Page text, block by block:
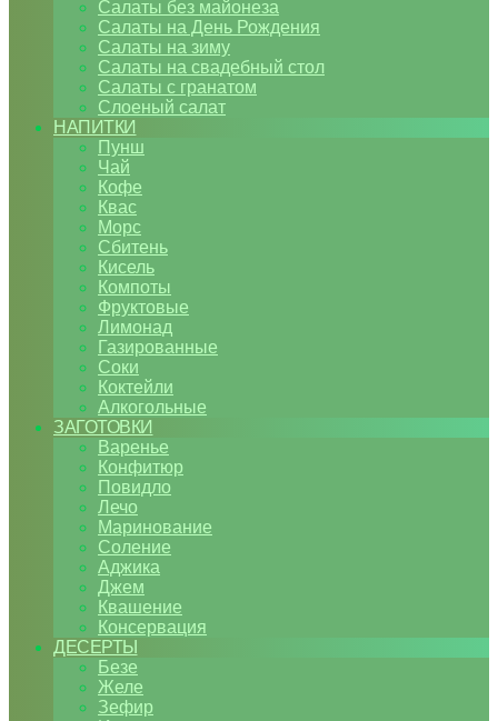
Салаты без майонеза
Салаты на День Рождения
Салаты на зиму
Салаты на свадебный стол
Салаты с гранатом
Слоеный салат
НАПИТКИ
Пунш
Чай
Кофе
Квас
Морс
Сбитень
Кисель
Компоты
Фруктовые
Лимонад
Газированные
Соки
Коктейли
Алкогольные
ЗАГОТОВКИ
Варенье
Конфитюр
Повидло
Лечо
Маринование
Соление
Аджика
Джем
Квашение
Консервация
ДЕСЕРТЫ
Безе
Желе
Зефир